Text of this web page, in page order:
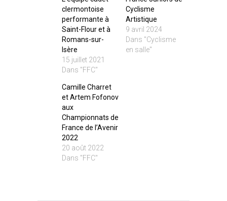
clermontoise
performante à
Saint-Flour et à
Romans-sur-
Isère
15 juillet 2021
Dans "FFC"
Cyclisme
Artistique
9 avril 2024
Dans "Cyclisme
en salle"
Camille Charret
et Artem Fofonov
aux
Championnats de
France de l’Avenir
2022
20 août 2022
Dans "FFC"